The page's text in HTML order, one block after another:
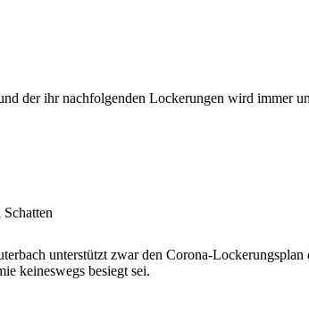
der ihr nachfolgenden Lockerungen wird immer
unterstützt zwar den Corona-
keineswegs besiegt sei.